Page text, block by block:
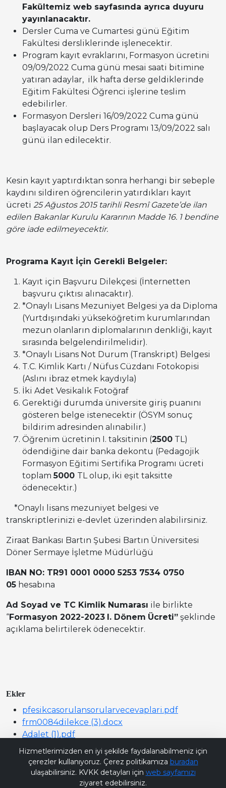
Fakültemiz web sayfasında ayrıca duyuru
yayınlanacaktır.
Dersler Cuma ve Cumartesi günü Eğitim
Fakültesi dersliklerinde işlenecektir.
Program kayıt evraklarını, Formasyon ücretini
09/09/2022 Cuma günü mesai saati bitimine
yatıran adaylar, ilk hafta derse geldiklerinde
Eğitim Fakültesi Öğrenci işlerine teslim
edebilirler.
Formasyon Dersleri 16/09/2022 Cuma günü
başlayacak olup Ders Programı 13/09/2022 salı
günü ilan edilecektir.
Kesin kayıt yaptırdıktan sonra herhangi bir sebeple
kaydını sildiren öğrencilerin yatırdıkları kayıt
ücreti 25 Ağustos 2015 tarihli Resmî Gazete’de ilan
edilen Bakanlar Kurulu Kararının Madde 16. 1 bendine
göre iade edilmeyecektir.
Programa Kayıt İçin Gerekli Belgeler:
Kayıt için Başvuru Dilekçesi (İnternetten
başvuru çıktısı alınacaktır).
*Onaylı Lisans Mezuniyet Belgesi ya da Diploma
(Yurtdışındaki yükseköğretim kurumlarından
mezun olanların diplomalarının denkliği, kayıt
sırasında belgelendirilmelidir).
*Onaylı Lisans Not Durum (Transkript) Belgesi
T.C. Kimlik Kartı / Nüfus Cüzdanı Fotokopisi
(Aslını ibraz etmek kaydıyla)
İki Adet Vesikalık Fotoğraf
Gerektiği durumda üniversite giriş puanını
gösteren belge istenecektir (ÖSYM sonuç
bildirim adresinden alınabilir.)
Öğrenim ücretinin I. taksitinin (2500 TL)
ödendiğine dair banka dekontu (Pedagojik
Formasyon Eğitimi Sertifika Programı ücreti
toplam5000 TL olup, iki eşit taksitte
ödenecektir.)
*Onaylı lisans mezuniyet belgesi ve
transkriptlerinizi e-devlet üzerinden alabilirsiniz.
Ziraat Bankası Bartın Şubesi Bartın Üniversitesi
Döner Sermaye İşletme Müdürlüğü
IBAN NO: TR91 0001 0000 5253 7534 0750
05 hesabına
Ad Soyad ve TC Kimlik Numarası ile birlikte
“Formasyon 2022-2023 I. Dönem Ücreti” şeklinde
açıklama belirtilerek ödenecektir.
Ekler
pfesikcasorulansorularvecevaplari.pdf
frm0084dilekce (3).docx
Adalet (1).pdf
Çocuk Gelişimi (1).pdf
Felsefe (1).pdf
Muhasebe (2).pdf
Hizmetlerimizden en iyi şekilde faydalanabilmeniz için
çerezler kullanıyoruz. Çerez politikamıza buradan
ulaşabilirsiniz. KVKK detayları için web sayfamızı
ziyaret edebilirsiniz.
Bana Soru Sor | Ask Me